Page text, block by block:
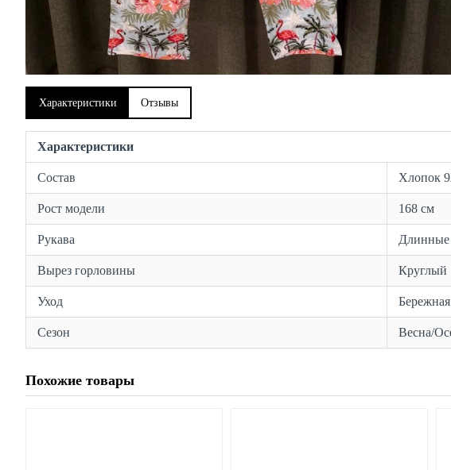
Характеристики Отзывы
Характеристики
Состав Хлопок
Рост модели 168 см
Рукава Длинные
Вырез горловины Круглый
Уход
Сезон Весна/
Похожие товары